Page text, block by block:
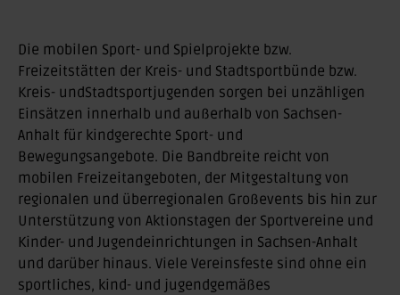
Die mobilen Sport- und Spielprojekte bzw.
Freizeitstätten der Kreis- und Stadtsportbünde bzw.
Kreis- undStadtsportjugenden sorgen bei unzähligen
Einsätzen innerhalb und außerhalb von Sachsen-
Anhalt für kindgerechte Sport- und
Bewegungsangebote. Die Bandbreite reicht von
mobilen Freizeitangeboten, der Mitgestaltung von
regionalen und überregionalen Großevents bis hin zur
Unterstützung von Aktionstagen der Sportvereine und
Kinder- und Jugendeinrichtungen in Sachsen-Anhalt
und darüber hinaus. Viele Vereinsfeste sind ohne ein
sportliches, kind- und jugendgemäßes